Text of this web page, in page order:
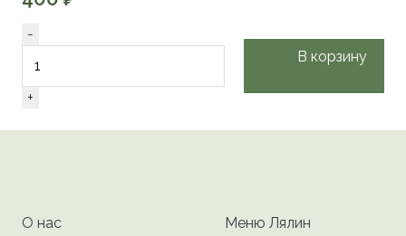
Количество
товара
Хлебный
сет
-
+
В корзину
О нас
Меню Лялин